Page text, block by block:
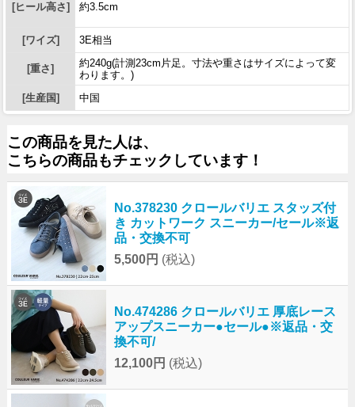
[ヒール高さ] 約3.5cm
[ワイズ] 3E相当
[重さ]
約240g(計測23cm片足。寸法や重さはサイズによって変
わります。)
[生産国]
中国
この商品を見た人は、
こちらの商品もチェックしています！
No.378230 クロールバリエ スタッズ付
き カットワーク スニーカー/セール※返
品・交換不可
5,500円 (税込)
No.474286 クロールバリエ 厚底レース
アップスニーカー●セール●※返品・交
換不可/
12,100円 (税込)